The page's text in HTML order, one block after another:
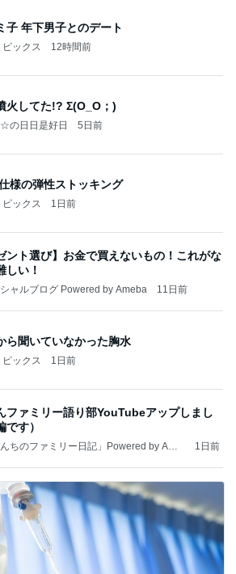
子 年下男子とのデート
ックス 12時間前
火してた!? Σ(O_O；)
の日日是好日 5日前
様の弾性ストッキング
ックス 1日前
ント選び】お金で買えないもの！これがな
しい！
ャルブログ Powered by Ameba 11日前
ら聞いていなかった胸水
ックス 1日前
ファミリー語り部YouTubeアップしまし
です）
んちのファミリー日記」Powered by Ame
1日前